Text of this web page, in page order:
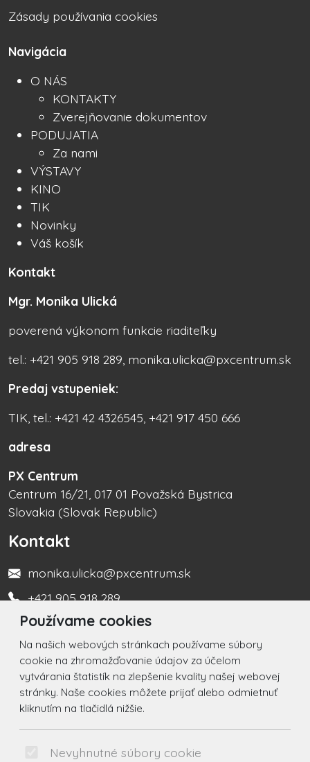
Používame cookies
Na našich webových stránkach používame súbory
cookie na zhromažďovanie údajov za účelom
vytvárania štatistík na zlepšenie kvality našej webovej
stránky. Naše cookies môžete prijať alebo odmietnuť
kliknutím na tlačidlá nižšie.
Nevyhnutné súbory cookie
Zásady používania cookies
Navigácia
O NÁS
KONTAKTY
Zverejňovanie dokumentov
PODUJATIA
Za nami
VÝSTAVY
KINO
TIK
Novinky
Váš košík
Kontakt
Mgr. Monika Ulická
poverená výkonom funkcie riaditeľky
tel.: +421 905 918 289, monika.ulicka@pxcentrum.sk
Predaj vstupeniek:
TIK, tel.: +421 42 4326545, +421 917 450 666
adresa
PX Centrum
Centrum 16/21, 017 01 Považská Bystrica
Slovakia (Slovak Republic)
Kontakt
monika.ulicka@pxcentrum.sk
+421 905 918 289
Turistická informačná kancelária +421 917 450 666
Social
Facebook
Instagram
© 2026 Arrabella s.r.o., mayabella s.r.o., Všetky práva